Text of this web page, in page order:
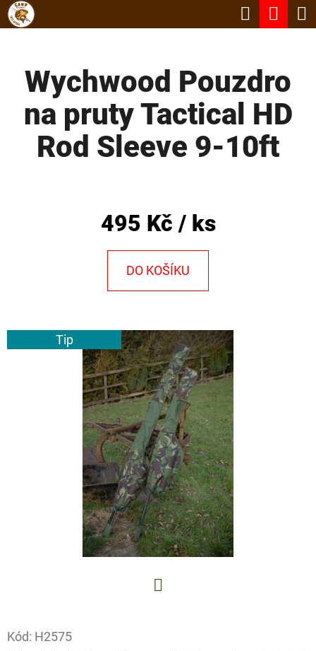
Přejít
Hledat
Wychwood Pouzdro
na pruty Tactical HD
Rod Sleeve 9-10ft
495 Kč / ks
DO KOŠÍKU
Tip
Kód: H2575
K
O
T